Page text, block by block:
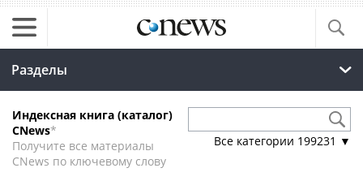
Разделы
Индексная книга (каталог)
CNews*
Получите все материалы
CNews по ключевому слову
Все категории 199231 ▼